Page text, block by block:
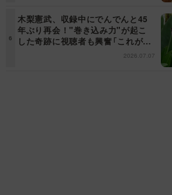
木梨憲武、収録中にでんでんと45
年ぶり再会！"巻き込み力"が起こ
した奇跡に視聴者も興奮「これがテ
レビの面白さだよね！」＜日曜日の
2026.07.07